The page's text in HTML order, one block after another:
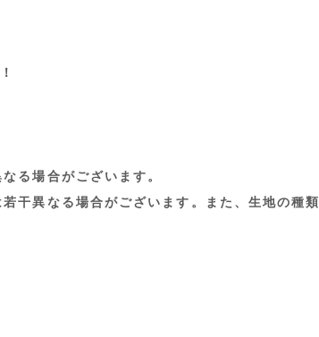
る場合がございます。
干異なる場合がございます。また、生地の種類